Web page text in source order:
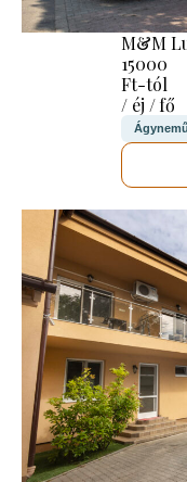
M&M
15000
Ft-tól
/ éj / fő
Ágynemű